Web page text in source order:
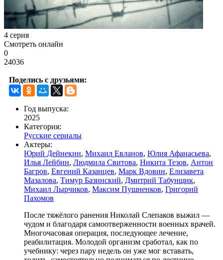
4 серия
Смотреть онлайн
0
24036
Поделись с друзьями:
Год выпуска:
2025
Категория:
Русские сериалы
Актеры:
Юрий Дейнекин, Михаил Евланов, Юлия Афанасьева,
Илья Лейбин, Людмила Свитова, Никита Тезов, Антон
Багров, Евгений Казанцев, Марк Вдовин, Елизавета
Мазалова, Тимур Базинский, Дмитрий Табунщик,
Михаил Лырчиков, Максим Пушненков, Григорий
Пахомов
После тяжёлого ранения Николай Слепаков выжил —
чудом и благодаря самоотверженности военных врачей.
Многочасовая операция, последующее лечение,
реабилитация. Молодой организм сработал, как по
учебнику: через пару недель он уже мог вставать,